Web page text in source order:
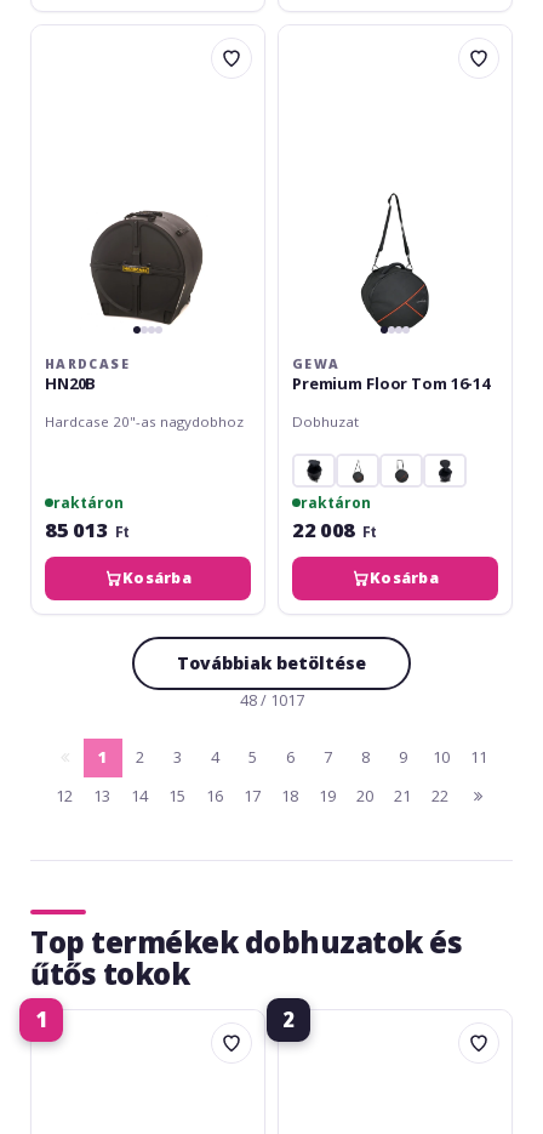
Hardcase
HARDCASE
HN20B
Hardcase 20"-as nagydobhoz
raktáron
85 013 Ft
Kosárba
Gewa
GEWA
Premium Floor Tom 16-14
Dobhuzat
raktáron
22 008 Ft
Kosárba
Továbbiak betöltése
48 / 1017
pagina
anterioara
1
(current)
2 3 4 5 6 7 8 9 10
11
12
13 14 15 16 17 18 19 20 21 22
pagina
Top termékek dobhuzatok és
űtős tokok
1
Basix
Stick
2
Gewa
Drumset